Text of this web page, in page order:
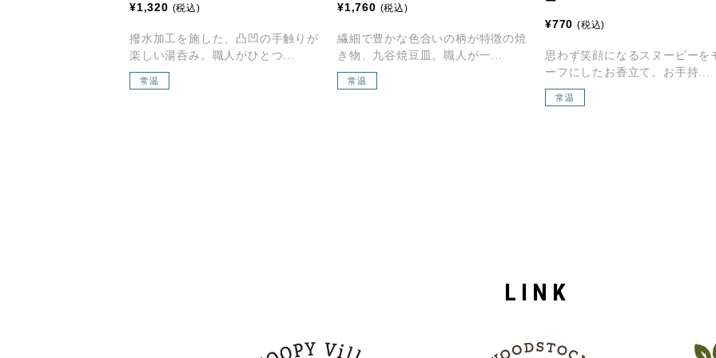
¥1,320 (税込)
撥水加工を施した、凸凹の手触りが
楽しい湯呑み。職人がひとつ...
常温
¥1,760 (税込)
繊細で豊かな色合いの柄が特徴の焼
き物、九谷焼豆皿。職人が一...
常温
¥770 (税込)
思わず笑顔になるスヌーピーを
ーフにしたお香立て。お手持...
常温
LINK